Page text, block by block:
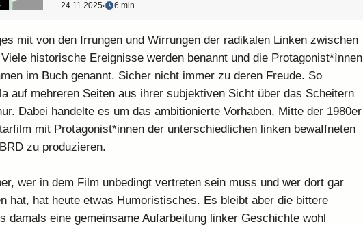
24.11.2025‧ 6 min.
mit von den Irrungen und Wirrungen der radikalen Linken zwischen
historische Ereignisse werden benannt und die Protagonist*ìnnen
im Buch genannt. Sicher nicht immer zu deren Freude. So
auf mehreren Seiten aus ihrer subjektiven Sicht über das Scheitern
Dabei handelte es um das ambitionierte Vorhaben, Mitte der 1980er
mit Protagonist*innen der unterschiedlichen linken bewaffneten
zu produzieren.
wer in dem Film unbedingt vertreten sein muss und wer dort gar
hat, hat heute etwas Humoristisches. Es bleibt aber die bittere
damals eine gemeinsame Aufarbeitung linker Geschichte wohl